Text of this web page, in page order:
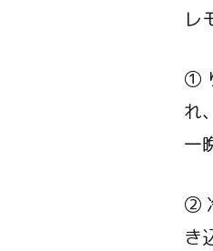
レ
①
れ
一
②
き